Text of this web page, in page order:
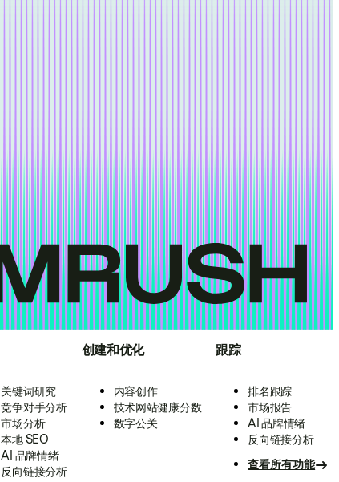
关键词研究
竞争对手分析
市场分析
本地 SEO
AI 品牌情绪
反向链接分析
创建和优化
内容创作
技术网站健康分数
数字公关
跟踪
排名跟踪
市场报告
AI 品牌情绪
反向链接分析
查看所有功能